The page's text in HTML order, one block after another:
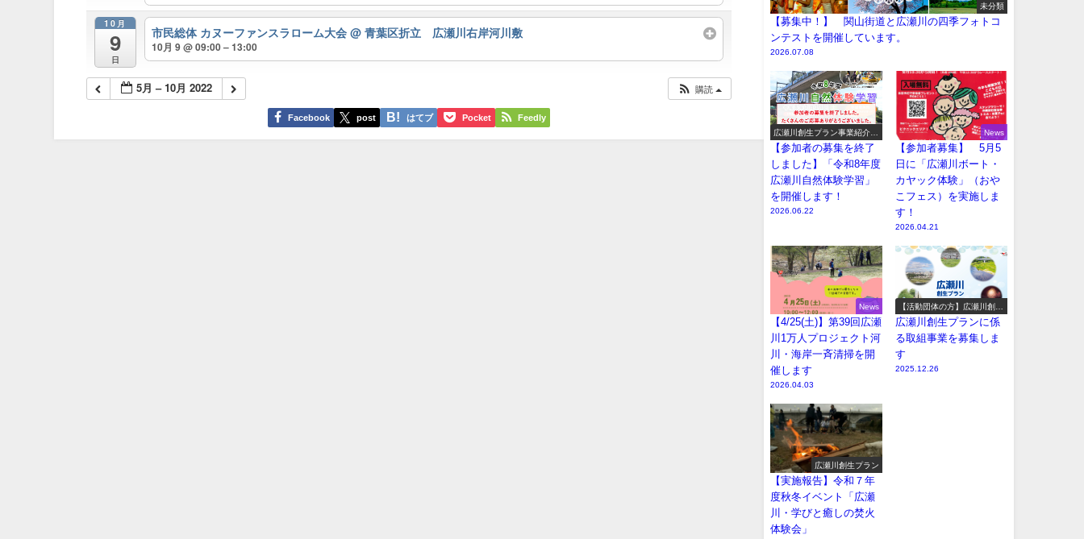
10月
9
日
市民総体 カヌーファンスラローム大会 @ 青葉区折立 広瀬川右岸河川敷
10月 9 @ 09:00 – 13:00
5月 – 10月 2022 購読
Facebook post はてブ Pocket Feedly
未分類
【募集中！】 関山街道と広瀬川の四季フォトコ
ンテストを開催しています。
2026.07.08
広瀬川創生プラン事業紹介
（イベント系）
【参加者の募集を終了
しました】「令和8年度
広瀬川自然体験学習」
を開催します！
2026.06.22
News
【参加者募集】 5月5
日に「広瀬川ボート・
カヤック体験」（おや
こフェス）を実施しま
す！
2026.04.21
News
【4/25(土)】第39回広瀬
川1万人プロジェクト河
川・海岸一斉清掃を開
催します
2026.04.03
【活動団体の方】広瀬川創生
プラン参加事業の募集
広瀬川創生プランに係
る取組事業を募集しま
す
2025.12.26
広瀬川創生プラン
【実施報告】令和７年
度秋冬イベント「広瀬
川・学びと癒しの焚火
体験会」